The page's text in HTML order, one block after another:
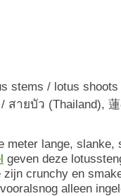
stems / lotus
สายบัว (Thailand),
meter lange, slanke,
geven deze
crunchy en
alleen